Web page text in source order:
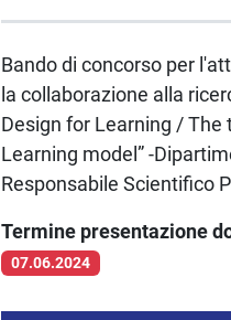
Bando di concorso per
la collaborazione alla
Design for Learning /
Learning model” -
Responsabile Scientifico
Termine presentazione
07.06.2024